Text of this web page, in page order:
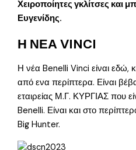
Χειροποίητες γκλίτσες και
Ευγενίδης.
Η ΝΕΑ VINCI
Η νέα Benelli Vinci είναι εδώ,
από ενα περίπτερα. Είναι
εταιρείας Μ.Γ. ΚΥΡΓΙΑΣ που
Benelli. Είναι και στο
Big Hunter.